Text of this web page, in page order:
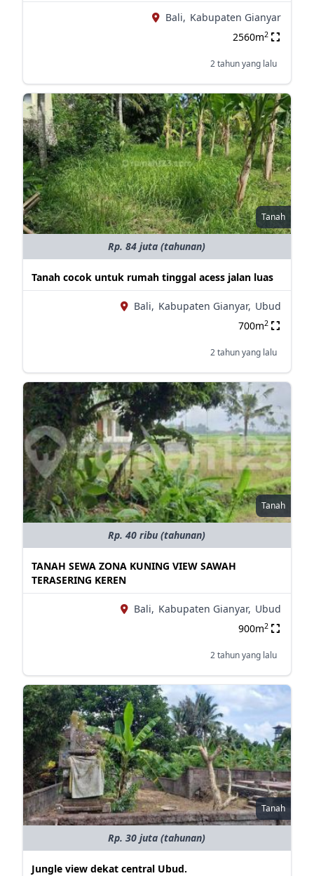
Bali, Kabupaten Gianyar
2560m2
2 tahun yang lalu
Tanah
Rp. 84 juta (tahunan)
Tanah cocok untuk rumah tinggal acess jalan luas
Bali, Kabupaten Gianyar, Ubud
700m2
2 tahun yang lalu
Tanah
Rp. 40 ribu (tahunan)
TANAH SEWA ZONA KUNING VIEW SAWAH
TERASERING KEREN
Bali, Kabupaten Gianyar, Ubud
900m2
2 tahun yang lalu
Tanah
Rp. 30 juta (tahunan)
Jungle view dekat central Ubud.